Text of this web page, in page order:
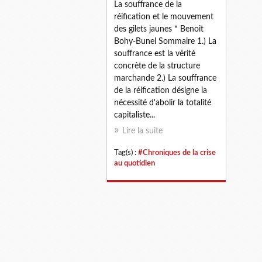
La souffrance de la
réification et le mouvement
des gilets jaunes * Benoit
Bohy-Bunel Sommaire 1.) La
souffrance est la vérité
concrète de la structure
marchande 2.) La souffrance
de la réification désigne la
nécessité d'abolir la totalité
capitaliste...
Lire la suite
Tag(s) : #Chroniques de la crise
au quotidien